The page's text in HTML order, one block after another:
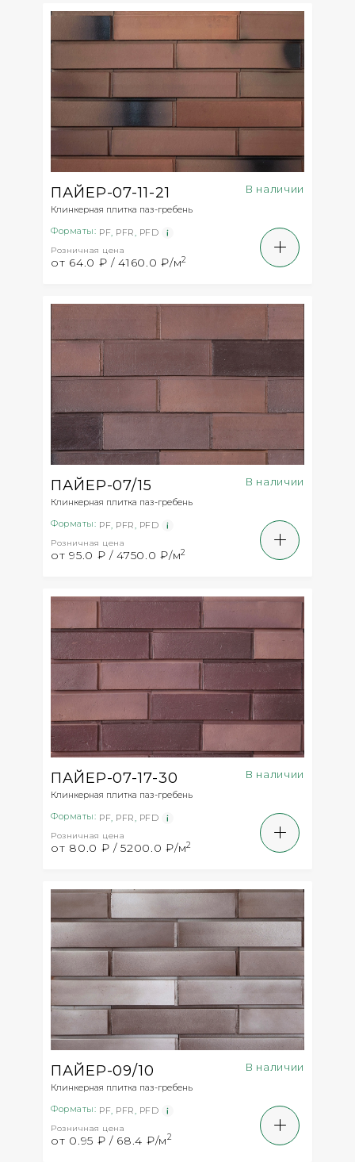
ПАЙЕР-07-11-21
Клинкерная плитка паз-гребень
В наличии
Форматы: PF, PFR, PFD
Розничная цена
от 64.0 ₽ / 4160.0 ₽/м2
ПАЙЕР-07/15
Клинкерная плитка паз-гребень
В наличии
Форматы: PF, PFR, PFD
Розничная цена
от 95.0 ₽ / 4750.0 ₽/м2
ПАЙЕР-07-17-30
Клинкерная плитка паз-гребень
В наличии
Форматы: PF PFR PFD
Розничная цена
от 80.0 ₽ / 5200.0 ₽/м2
ПАЙЕР-09/10
Клинкерная плитка паз-гребень
В наличии
Форматы: PF PFR PFD
Розничная цена
от 0.95 ₽ / 68.4 ₽/м2